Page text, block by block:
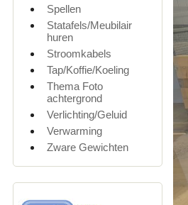
Spellen
Statafels/Meubilair
huren
Stroomkabels
Tap/Koffie/Koeling
Thema Foto
achtergrond
Verlichting/Geluid
Verwarming
Zware Gewichten